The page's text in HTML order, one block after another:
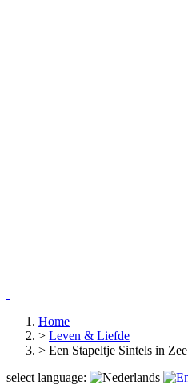
Home
> Leven & Liefde
> Een Stapeltje Sintels in Zee
select language: